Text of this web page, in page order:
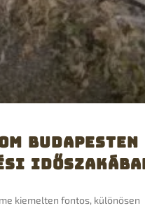
Budapesten
kiemelten fontos, különösen